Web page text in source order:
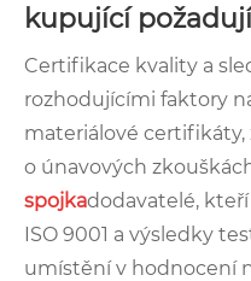
kupující
Certifikace kvality a
rozhodujícími faktory
materiálové certifikáty,
o únavových
spojkadodavatelé,
ISO 9001 a výsledky
umístění v hodnocení